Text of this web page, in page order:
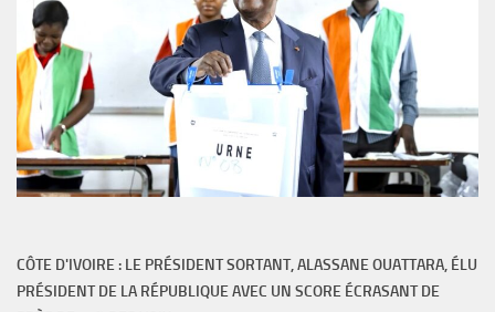
CÔTE D'IVOIRE : LE PRÉSIDENT SORTANT, ALASSANE OUATTARA, ÉLU
PRÉSIDENT DE LA RÉPUBLIQUE AVEC UN SCORE ÉCRASANT DE